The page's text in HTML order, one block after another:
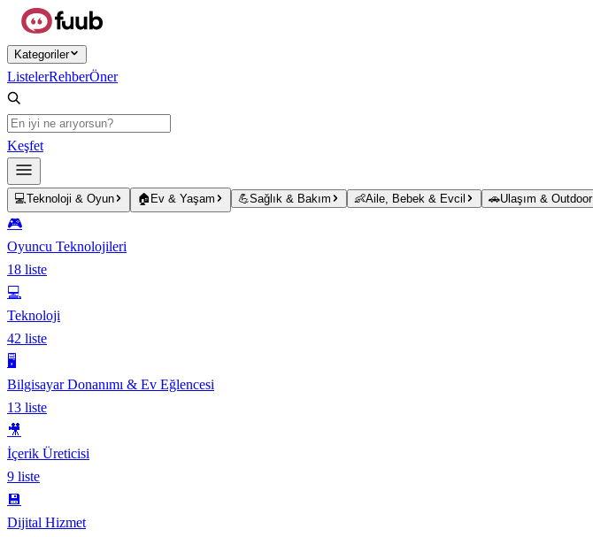
Ana içeriğe atla
Kategoriler
ListelerRehberÖner
Keşfet
💻Teknoloji & Oyun 🏠 Ev & Yaşam 💪Sağlık & Bakım 👶Aile, Bebek & Evcil 🚗Ulaşım & Outdoor
🎮
Oyuncu Teknolojileri
18 liste
💻
Teknoloji
42 liste
🖥️
Bilgisayar Donanımı & Ev Eğlencesi
13 liste
🎥
İçerik Üreticisi
9 liste
💾
Dijital Hizmet